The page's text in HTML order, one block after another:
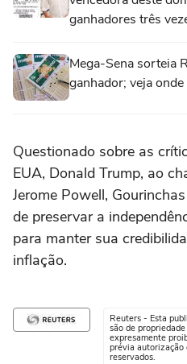
ganhadores três
Mega-Sena sorteia
ganhador; veja
Questionado sobre as
EUA, Donald Trump, ao
Jerome Powell,
de preservar a
para manter sua
inflação.
Reuters - Esta
são de
expresamente
prévia autorização
reservados.